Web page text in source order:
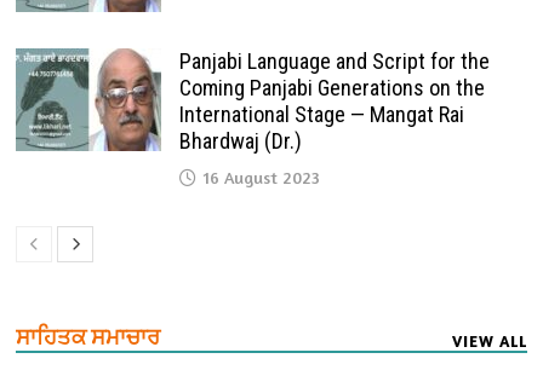
Panjabi Language and Script for the
Coming Panjabi Generations on the
International Stage — Mangat Rai
Bhardwaj (Dr.)
16 August 2023
ਸਾਹਿਤਕ ਸਮਾਚਾਰ VIEW ALL